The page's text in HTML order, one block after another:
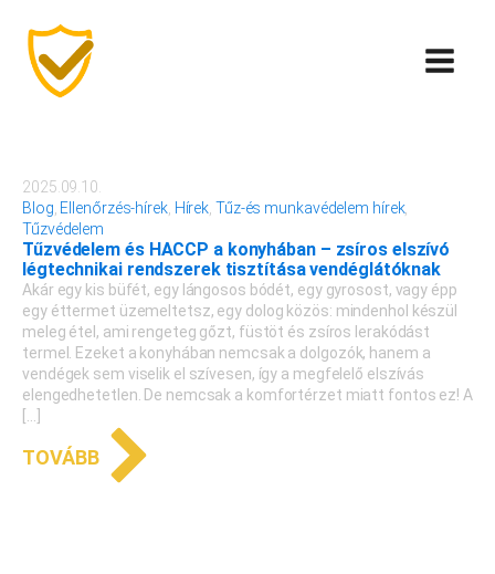
2025.09.10.
Blog Ellenőrzés-hírek, Hírek Tűz-és munkavédelem hírek,
Tűzvédelem
Tűzvédelem és HACCP a konyhában – zsíros elszívó
légtechnikai rendszerek tisztítása vendéglátóknak
Akár egy kis büfét, egy lángosos bódét, egy gyrosost, vagy épp
egy éttermet üzemeltetsz, egy dolog közös: mindenhol készül
meleg étel, ami rengeteg gőzt, füstöt és zsíros lerakódást
termel. Ezeket a konyhában nemcsak a dolgozók, hanem a
vendégek sem viselik el szívesen, így a megfelelő elszívás
elengedhetetlen. De nemcsak a komfortérzet miatt fontos ez! A
TOVÁBB